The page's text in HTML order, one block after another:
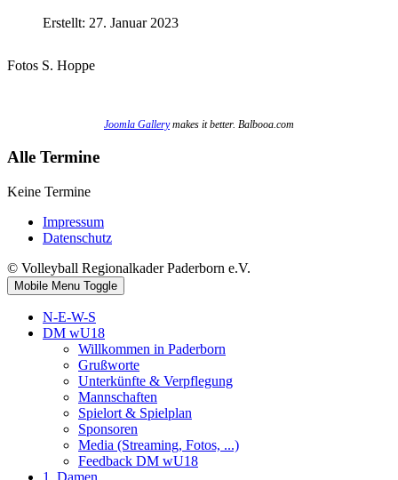
Erstellt: 27. Januar 2023
Fotos S. Hoppe
Joomla Gallerymakes it better. Balbooa.com
Alle Termine
Keine Termine
Impressum
Datenschutz
© Volleyball Regionalkader Paderborn e.V.
Mobile Menu Toggle
N-E-W-S
DM wU18
Willkommen in Paderborn
Grußworte
Unterkünfte & Verpflegung
Mannschaften
Spielort & Spielplan
Sponsoren
Media (Streaming, Fotos, ...)
Feedback DM wU18
1. Damen